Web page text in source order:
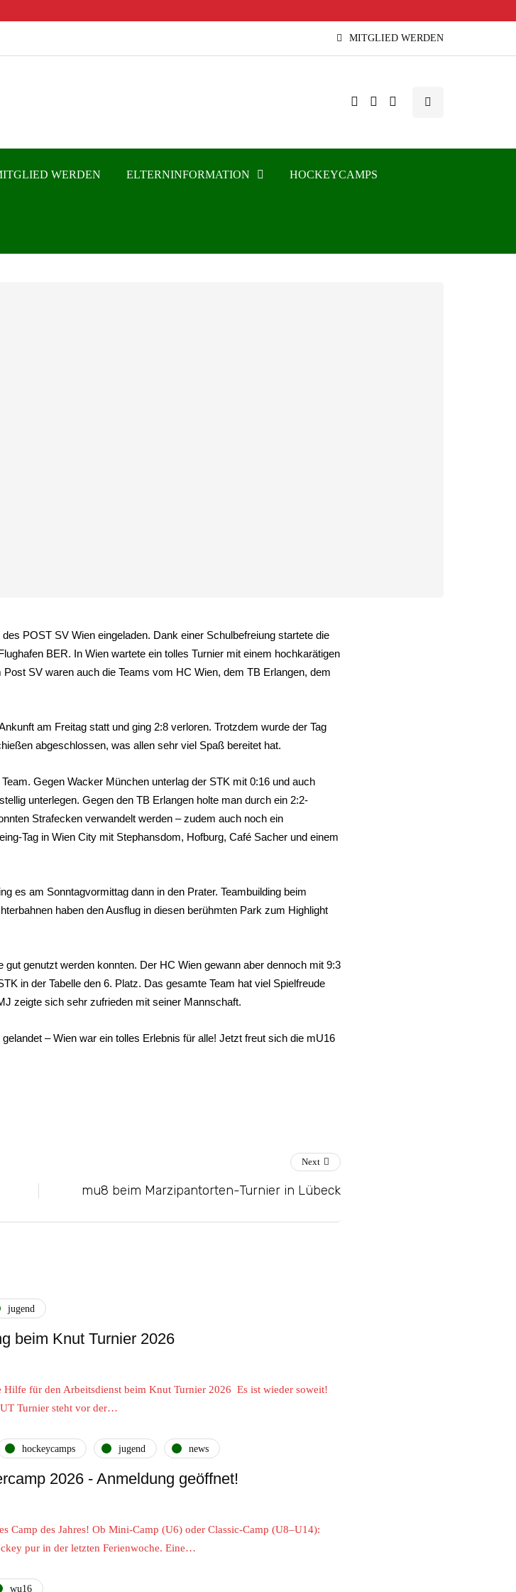
MITGLIED WERDEN
WERDEN ELTERNINFORMATION HOCKEYCAMPS
POST SV Wien eingeladen. Dank einer Schulbefreiung startete die
BER. In Wien wartete ein tolles Turnier mit einem hochkarätigen
SV waren auch die Teams vom HC Wien, dem TB Erlangen, dem
am Freitag statt und ging 2:8 verloren. Trotzdem wurde der Tag
abgeschlossen, was allen sehr viel Spaß bereitet hat.
Gegen Wacker München unterlag der STK mit 0:16 und auch
unterlegen. Gegen den TB Erlangen holte man durch ein 2:2-
Strafecken verwandelt werden – zudem auch noch ein
Tag in Wien City mit Stephansdom, Hofburg, Café Sacher und einem
es am Sonntagvormittag dann in den Prater. Teambuilding beim
haben den Ausflug in diesen berühmten Park zum Highlight
genutzt werden konnten. Der HC Wien gewann aber dennoch mit 9:3
in der Tabelle den 6. Platz. Das gesamte Team hat viel Spielfreude
zeigte sich sehr zufrieden mit seiner Mannschaft.
– Wien war ein tolles Erlebnis für alle! Jetzt freut sich die mU16
Next
mu8 beim Marzipantorten-Turnier in Lübeck
jugend
beim Knut Turnier 2026
Hilfe für den Arbeitsdienst beim Knut Turnier 2026 Es ist wieder soweit!
Turnier steht vor der…
hockeycamps jugend news
2026 - Anmeldung geöffnet!
Camp des Jahres! Ob Mini-Camp (U6) oder Classic-Camp (U8–U14):
pur in der letzten Ferienwoche. Eine…
wu16